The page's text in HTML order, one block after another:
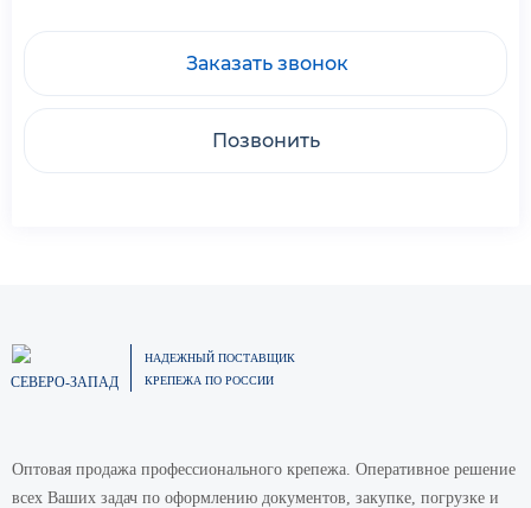
Заказать звонок
Позвонить
СЕВЕРО-ЗАПАД
НАДЕЖНЫЙ ПОСТАВЩИК
КРЕПЕЖА ПО РОССИИ
Оптовая продажа профессионального крепежа. Оперативное решение
всех Ваших задач по оформлению документов, закупке, погрузке и